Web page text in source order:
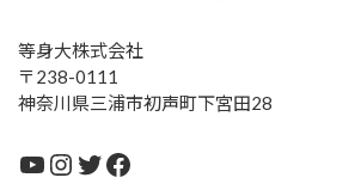
等身大株式会社
〒238-0111
神奈川県三浦市初声町下宮田28
YouTube
Instagram
Twitter
Facebook